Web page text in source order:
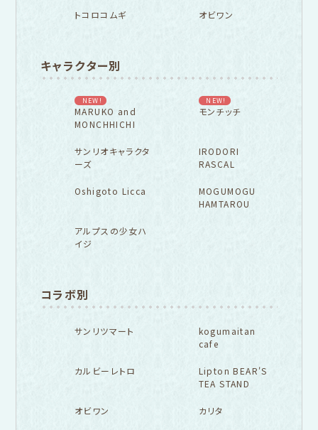
トコロコムギ オビワン
キャラクター別
NEW!
MARUKO and
MONCHHICHI
NEW!
モンチッチ
サンリオキャラクタ
ーズ
IRODORI
RASCAL
Oshigoto Licca
MOGUMOGU
HAMTAROU
アルプスの少女ハ
イジ
コラボ別
サンリツマート
kogumaitan
cafe
カルビーレトロ
Lipton BEAR'S
TEA STAND
オビワン カリタ